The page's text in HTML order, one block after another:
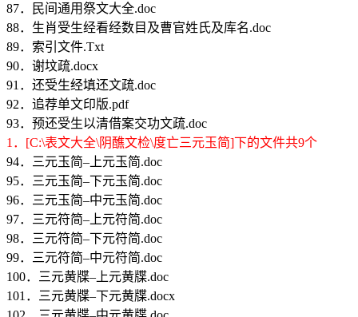
87．民间通用祭文大全.doc
88．生肖受生经看经数目及曹官姓氏及库名.doc
89．索引文件.Txt
90．谢坟疏.docx
91．还受生经填还文疏.doc
92．追荐单文印版.pdf
93．预还受生以清借案交功文疏.doc
1．[C:\表文大全\阴醮文检\度亡三元玉简]下的文件共9个
94．三元玉简–上元玉简.doc
95．三元玉简–下元玉简.doc
96．三元玉简–中元玉简.doc
97．三元符简–上元符简.doc
98．三元符简–下元符简.doc
99．三元符简–中元符简.doc
100．三元黄牒–上元黄牒.doc
101．三元黄牒–下元黄牒.docx